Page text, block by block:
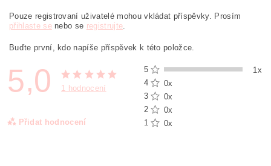
Pouze registrovaní uživatelé mohou vkládat příspěvky. Prosím
přihlaste senebo se registrujte.
Buďte první, kdo napíše příspěvek k této položce.
5,0 1 hodnocení
Přidat hodnocení
5
1x
4
0x
3
0x
2
0x
1
0x